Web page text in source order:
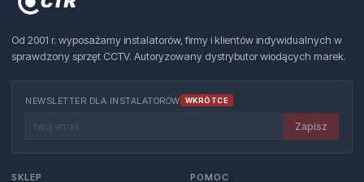
Od 2001 r. wyposażamy instalatorów, firmy i klientów indywidualnych w
sprawdzony sprzęt CCTV. Autoryzowany dystrybutor wiodących marek.
NEWSLETTER DLA INSTALATORÓW WKRÓTCE
Zapisz
SKLEP POMOC